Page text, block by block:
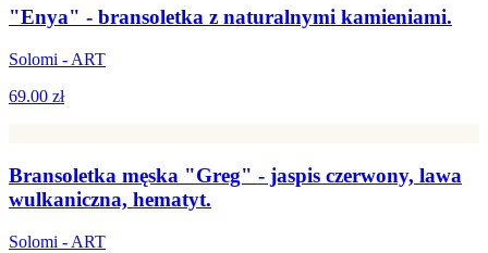
"Enya" - bransoletka z naturalnymi kamieniami.
Solomi - ART
69.00 zł
Bransoletka męska "Greg" - jaspis czerwony, lawa
wulkaniczna, hematyt.
Solomi - ART